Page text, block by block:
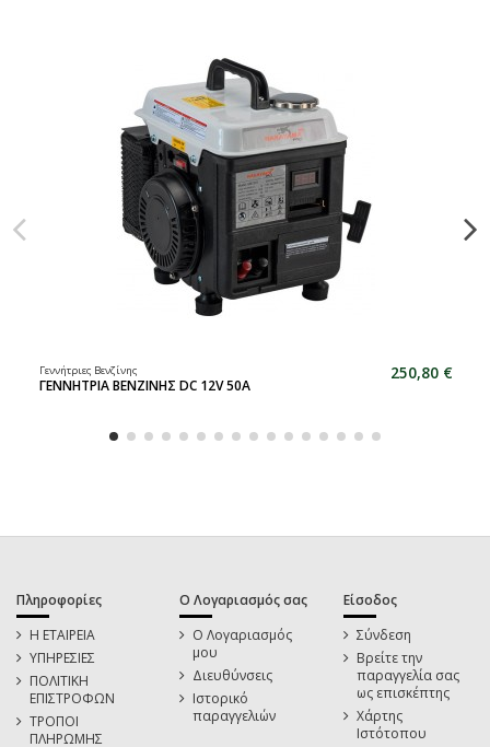
Γεννήτριες Βενζίνης
ΓΕΝΝΗΤΡΙΑ ΒΕΝΖΙΝΗΣ DC 12V 50A
250,80 €
Πληροφορίες
Η ΕΤΑΙΡΕΙΑ
ΥΠΗΡΕΣΙΕΣ
ΠΟΛΙΤΙΚΗ
ΕΠΙΣΤΡΟΦΩΝ
ΤΡΟΠΟΙ
ΠΛΗΡΩΜΗΣ
Ο Λογαριασμός σας
Ο Λογαριασμός
μου
Διευθύνσεις
Ιστορικό
παραγγελιών
Είσοδος
Σύνδεση
Βρείτε την
παραγγελία σας
ως επισκέπτης
Χάρτης
Ιστότοπου